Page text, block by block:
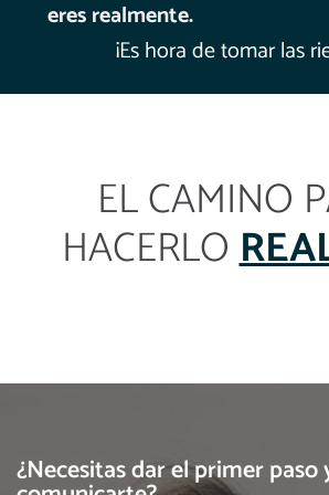
eres realmente.
¡Es hora de tomar las
EL CAMINO
HACERLO
¿Necesitas dar el primer paso